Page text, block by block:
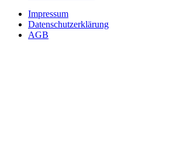
Impressum
Datenschutzerklärung
AGB